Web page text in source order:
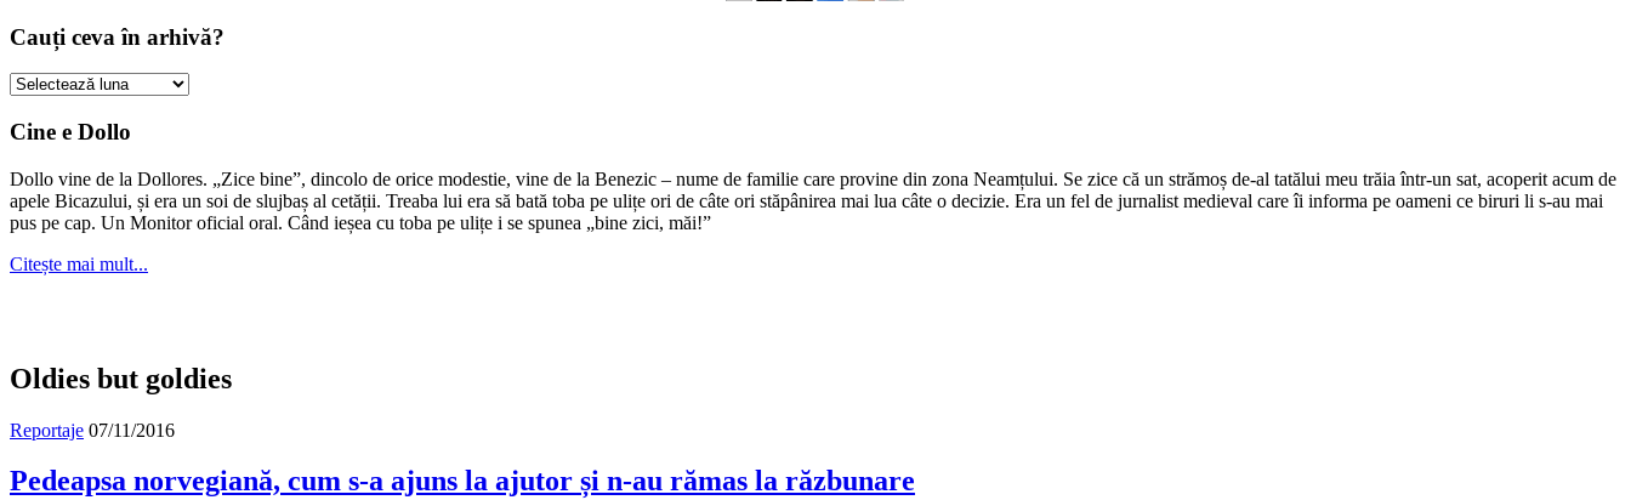
Cauți ceva în arhivă?
Cauți
în
Cine e Dollo
Dollo vine de la Dollores. „Zice bine”, dincolo de orice modestie, vine de la Benezic – nume de familie care provine din zona Neamțului. Se zice că un strămoș de-al tatălui meu trăia într-un sat, acoperit acum de
apele Bicazului, și era un soi de slujbaș al cetății. Treaba lui era să bată toba pe ulițe ori de câte ori stăpânirea mai lua câte o decizie. Era un fel de jurnalist medieval care îi informa pe oameni ce biruri li s-au mai
pus pe cap. Un Monitor oficial oral. Când ieșea cu toba pe ulițe i se spunea „bine zici, măi!”
Citește mai mult...
Oldies but goldies
Reportaje 07/11/2016
Pedeapsa norvegiană, cum s-a ajuns la ajutor și n-au rămas la răzbunare